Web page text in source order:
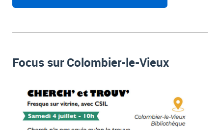
Focus sur Colombier-le-Vieux